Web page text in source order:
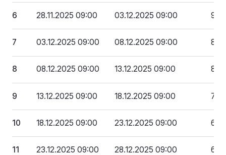
6 28.11.2025 09:00 03.12.2025 09:00 93
7 03.12.2025 09:00 08.12.2025 09:00 87
8 08.12.2025 09:00 13.12.2025 09:00 81
9 13.12.2025 09:00 18.12.2025 09:00 75
10 18.12.2025 09:00 23.12.2025 09:00 68
11 23.12.2025 09:00 28.12.2025 09:00 62